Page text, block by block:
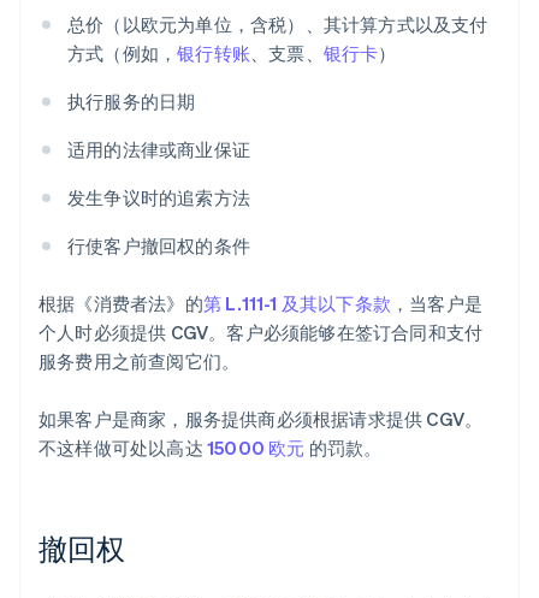
总价（以欧元为单位，含税）、其计算方式以及支付
方式（例如，银行转账、支票、 银行卡）
执行服务的日期
适用的法律或商业保证
发生争议时的追索方法
行使客户撤回权的条件
根据《消费者法》的第 L.111-1 及其以下条款 ，当客户是
个人时必须提供 CGV。客户必须能够在签订合同和支付
服务费用之前查阅它们。
如果客户是商家，服务提供商必须根据请求提供 CGV。
不这样做可处以高达 15000 欧元 的罚款。
撤回权